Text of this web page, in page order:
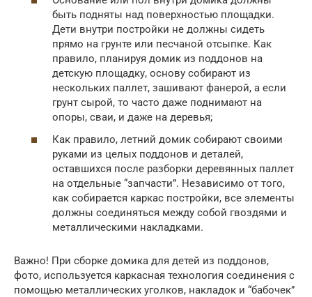
быть подняты над поверхностью площадки.
Дети внутри постройки не должны сидеть
прямо на грунте или песчаной отсыпке. Как
правило, планируя домик из поддонов на
детскую площадку, основу собирают из
нескольких паллет, зашивают фанерой, а если
грунт сырой, то часто даже поднимают на
опоры, сваи, и даже на деревья;
Как правило, летний домик собирают своими
руками из целых поддонов и деталей,
оставшихся после разборки деревянных паллет
на отдельные “запчасти”. Независимо от того,
как собирается каркас постройки, все элементы
должны соединяться между собой гвоздями и
металлическими накладками.
Важно! При сборке домика для детей из поддонов,
фото, используется каркасная технология соединения с
помощью металлических уголков, накладок и “бабочек”